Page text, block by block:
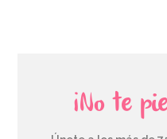
¡No te